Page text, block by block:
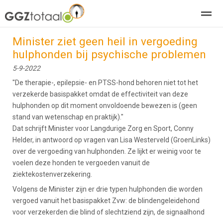
over GGZTotaal abonneren agenda adverteren
Home Nieuws Zoeken Pagina's
Minister ziet geen heil in vergoeding
hulphonden bij psychische problemen
5-9-2022
"De therapie-, epilepsie- en PTSS-hond behoren niet tot het
verzekerde basispakket omdat de effectiviteit van deze
hulphonden op dit moment onvoldoende bewezen is (geen
stand van wetenschap en praktijk)."
Dat schrijft Minister voor Langdurige Zorg en Sport, Conny
Helder, in antwoord op vragen van Lisa Westerveld (GroenLinks)
over de vergoeding van hulphonden. Ze lijkt er weinig voor te
voelen deze honden te vergoeden vanuit de
ziektekostenverzekering.
Volgens de Minister zijn er drie typen hulphonden die worden
vergoed vanuit het basispakket Zvw: de blindengeleidehond
voor verzekerden die blind of slechtziend zijn, de signaalhond